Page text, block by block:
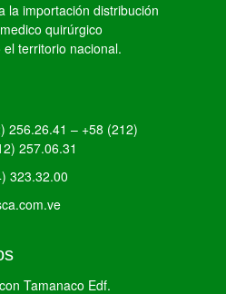
la importación distribución
quirúrgico
territorio nacional.
256.26.41 – +58 (212)
257.06.31
323.32.00
Tamanaco Edf.